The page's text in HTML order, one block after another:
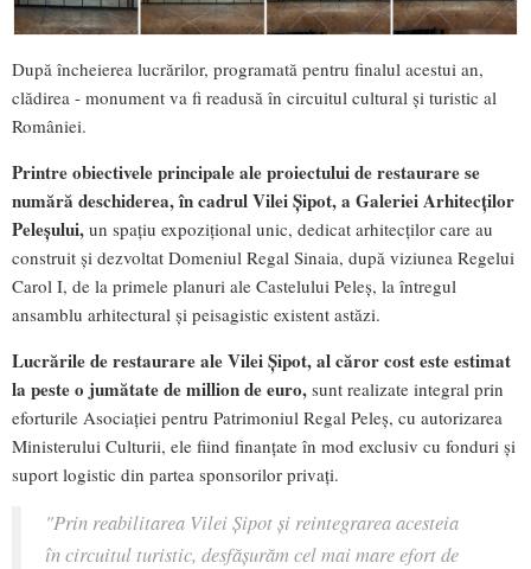
După încheierea lucrărilor, programată pentru finalul acestui an,
clădirea - monument va fi readusă în circuitul cultural și turistic al
României.
Printre obiectivele principale ale proiectului de restaurare se
numără deschiderea, în cadrul Vilei Șipot, a Galeriei Arhitecților
Peleșului, un spațiu expozițional unic, dedicat arhitecților care au
construit și dezvoltat Domeniul Regal Sinaia, după viziunea Regelui
Carol I, de la primele planuri ale Castelului Peleș, la întregul
ansamblu arhitectural și peisagistic existent astăzi.
Lucrările de restaurare ale Vilei Șipot, al căror cost este estimat
la peste o jumătate de million de euro, sunt realizate integral prin
eforturile Asociației pentru Patrimoniul Regal Peleș, cu autorizarea
Ministerului Culturii, ele fiind finanțate în mod exclusiv cu fonduri și
suport logistic din partea sponsorilor privați.
"Prin reabilitarea Vilei Șipot și reintegrarea acesteia
în circuitul turistic, desfășurăm cel mai mare efort de